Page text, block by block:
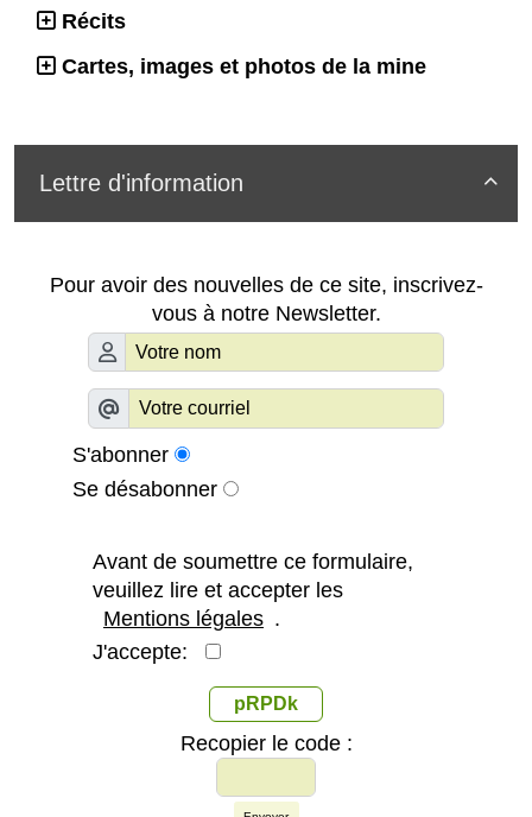
Récits
Cartes, images et photos de la mine

Lettre d'information
Pour avoir des nouvelles de ce site, inscrivez-
vous à notre Newsletter.
S'abonner
Se désabonner
Avant de soumettre ce formulaire,
veuillez lire et accepter les
Mentions légales .
J'accepte:
pRPDk
Recopier le code :